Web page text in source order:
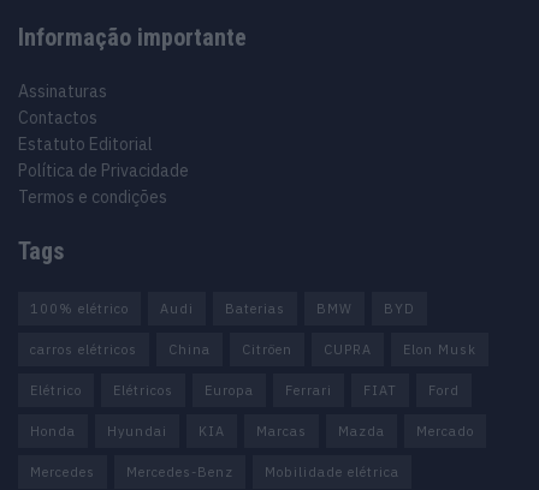
Informação importante
Assinaturas
Contactos
Estatuto Editorial
Política de Privacidade
Termos e condições
Tags
100% elétrico Audi Baterias BMW BYD
carros elétricos China Citröen CUPRA Elon Musk
Elétrico Elétricos Europa Ferrari FIAT Ford
Honda Hyundai KIA Marcas Mazda Mercado
Mercedes Mercedes-Benz Mobilidade elétrica